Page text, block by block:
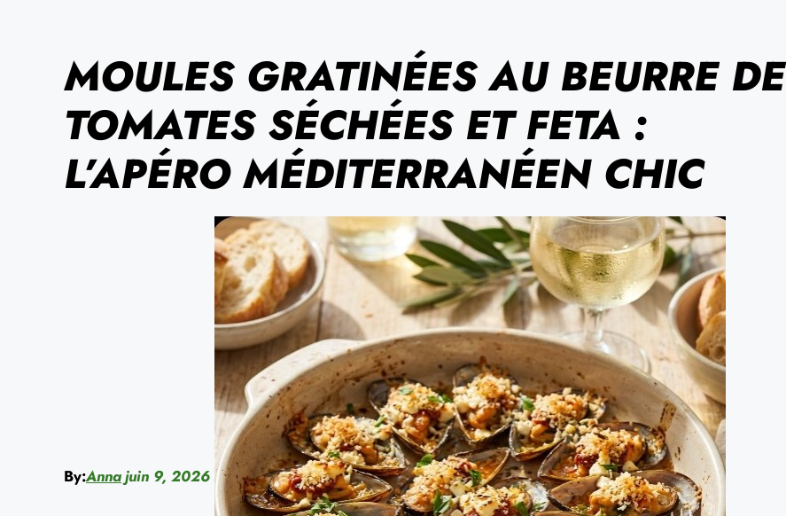
MOULES GRATINÉES AU BEURRE DE
TOMATES SÉCHÉES ET FETA :
L’APÉRO MÉDITERRANÉEN CHIC
By:Annajuin 9, 2026